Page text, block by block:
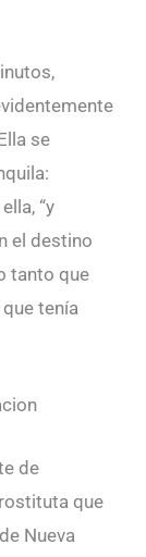
se
“y
el destino
tanto que
tenía
de
que
Nueva